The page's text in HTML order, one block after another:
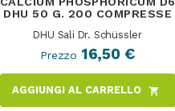
DHU 50 G. 200 COMPRESSE
DHU Sali Dr. Schüssler
Prezzo 16,50 €
AGGIUNGI AL CARRELLO shopping_cart